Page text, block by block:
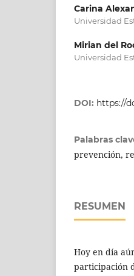
Carina
Universidad
Mirian del
Universidad
DOI: https://
Palabras
prevención,
RESUMEN
Hoy en día
participación